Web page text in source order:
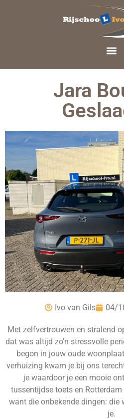
Jara
Ivo van Gils 04/
Met zelfvertrouwen en stralend
dat was altijd zo’n stressvolle
begon in jouw oude
verhuizing kwam je bij ons
je waardoor je een mooie
tussentijdse toets en
want die onbekende dingen: die
je.